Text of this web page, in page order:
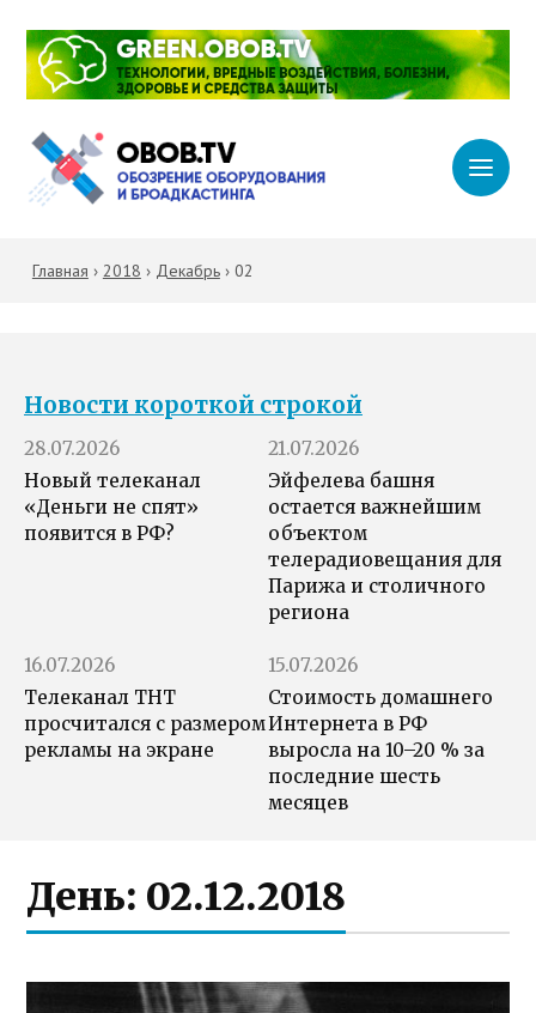
Главная › 2018 › Декабрь› 02
Новости короткой строкой
28.07.2026
Новый телеканал
«Деньги не спят»
появится в РФ?
21.07.2026
Эйфелева башня
остается важнейшим
объектом
телерадиовещания для
Парижа и столичного
региона
16.07.2026
Телеканал ТНТ
просчитался с размером
рекламы на экране
15.07.2026
Стоимость домашнего
Интернета в РФ
выросла на 10–20 % за
последние шесть
месяцев
День: 02.12.2018